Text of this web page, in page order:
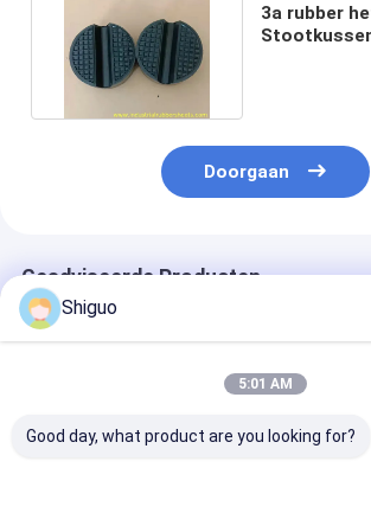
3a rubber
Doorgaan
Geadviseerde Producten
Shiguo
5:01 AM
Good day, what product are you looking for?